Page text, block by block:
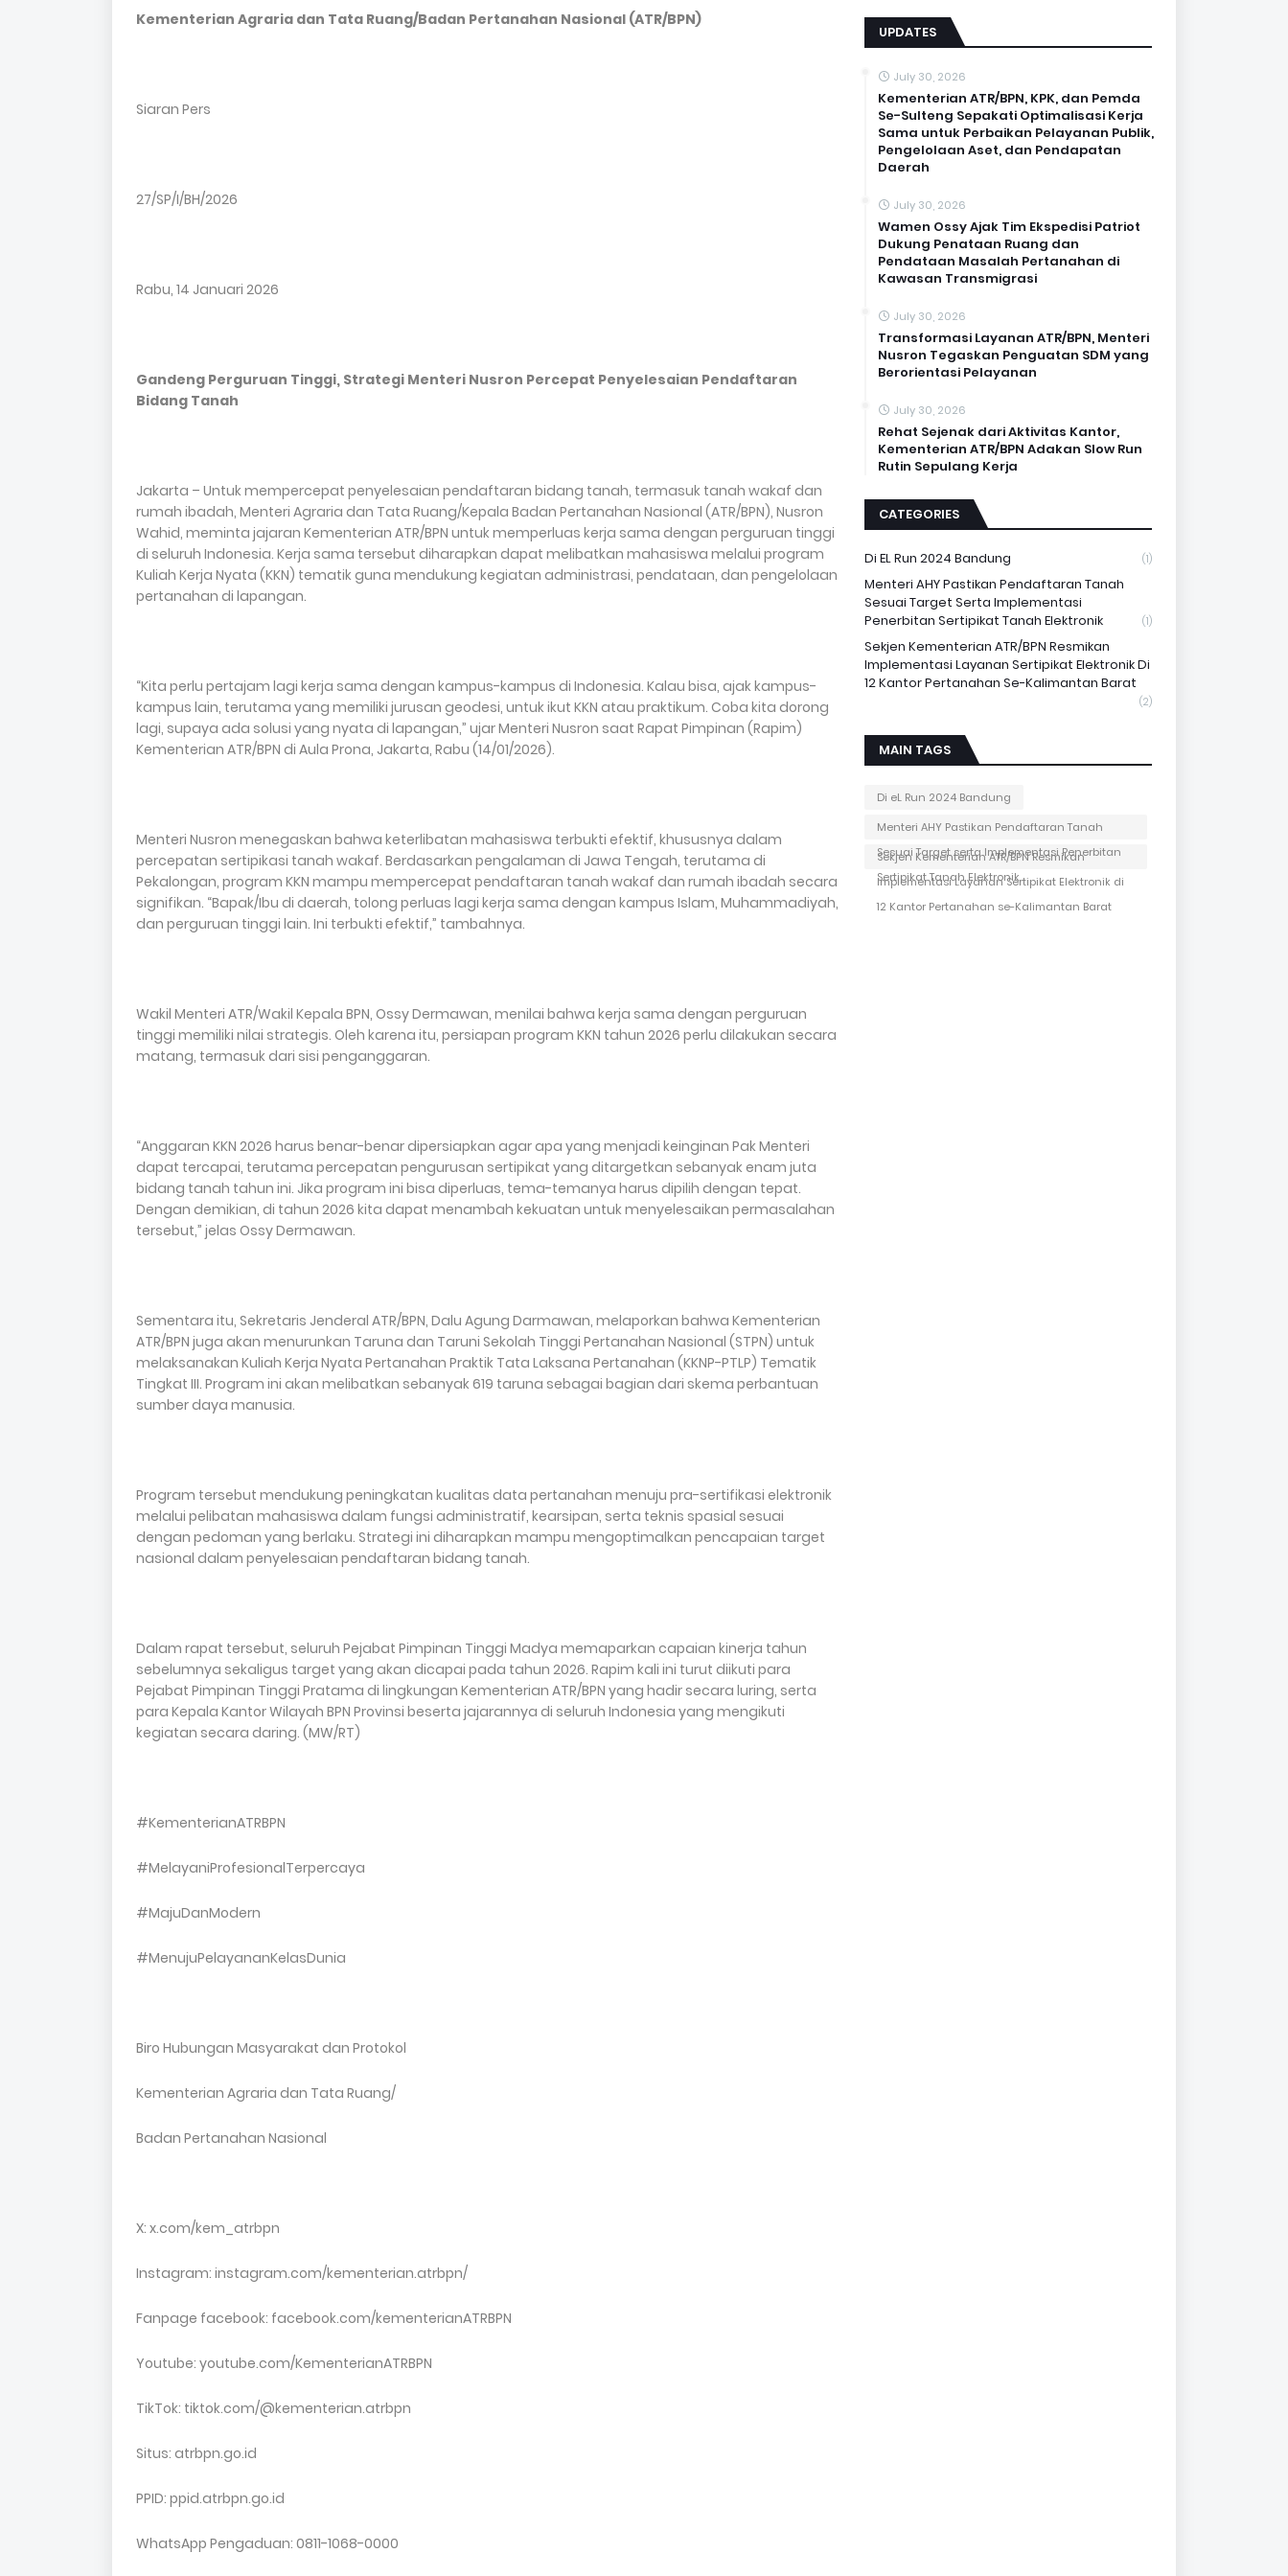
Kementerian Agraria dan Tata Ruang/Badan Pertanahan Nasional (ATR/BPN)
Siaran Pers
27/SP/I/BH/2026
Rabu, 14 Januari 2026
Gandeng Perguruan Tinggi, Strategi Menteri Nusron Percepat Penyelesaian Pendaftaran
Bidang Tanah
Jakarta – Untuk mempercepat penyelesaian pendaftaran bidang tanah, termasuk tanah wakaf dan
rumah ibadah, Menteri Agraria dan Tata Ruang/Kepala Badan Pertanahan Nasional (ATR/BPN), Nusron
Wahid, meminta jajaran Kementerian ATR/BPN untuk memperluas kerja sama dengan perguruan tinggi
di seluruh Indonesia. Kerja sama tersebut diharapkan dapat melibatkan mahasiswa melalui program
Kuliah Kerja Nyata (KKN) tematik guna mendukung kegiatan administrasi, pendataan, dan pengelolaan
pertanahan di lapangan.
“Kita perlu pertajam lagi kerja sama dengan kampus-kampus di Indonesia. Kalau bisa, ajak kampus-
kampus lain, terutama yang memiliki jurusan geodesi, untuk ikut KKN atau praktikum. Coba kita dorong
lagi, supaya ada solusi yang nyata di lapangan,” ujar Menteri Nusron saat Rapat Pimpinan (Rapim)
Kementerian ATR/BPN di Aula Prona, Jakarta, Rabu (14/01/2026).
Menteri Nusron menegaskan bahwa keterlibatan mahasiswa terbukti efektif, khususnya dalam
percepatan sertipikasi tanah wakaf. Berdasarkan pengalaman di Jawa Tengah, terutama di
Pekalongan, program KKN mampu mempercepat pendaftaran tanah wakaf dan rumah ibadah secara
signifikan. “Bapak/Ibu di daerah, tolong perluas lagi kerja sama dengan kampus Islam, Muhammadiyah,
dan perguruan tinggi lain. Ini terbukti efektif,” tambahnya.
Wakil Menteri ATR/Wakil Kepala BPN, Ossy Dermawan, menilai bahwa kerja sama dengan perguruan
tinggi memiliki nilai strategis. Oleh karena itu, persiapan program KKN tahun 2026 perlu dilakukan secara
matang, termasuk dari sisi penganggaran.
“Anggaran KKN 2026 harus benar-benar dipersiapkan agar apa yang menjadi keinginan Pak Menteri
dapat tercapai, terutama percepatan pengurusan sertipikat yang ditargetkan sebanyak enam juta
bidang tanah tahun ini. Jika program ini bisa diperluas, tema-temanya harus dipilih dengan tepat.
Dengan demikian, di tahun 2026 kita dapat menambah kekuatan untuk menyelesaikan permasalahan
tersebut,” jelas Ossy Dermawan.
Sementara itu, Sekretaris Jenderal ATR/BPN, Dalu Agung Darmawan, melaporkan bahwa Kementerian
ATR/BPN juga akan menurunkan Taruna dan Taruni Sekolah Tinggi Pertanahan Nasional (STPN) untuk
melaksanakan Kuliah Kerja Nyata Pertanahan Praktik Tata Laksana Pertanahan (KKNP-PTLP) Tematik
Tingkat III. Program ini akan melibatkan sebanyak 619 taruna sebagai bagian dari skema perbantuan
sumber daya manusia.
Program tersebut mendukung peningkatan kualitas data pertanahan menuju pra-sertifikasi elektronik
melalui pelibatan mahasiswa dalam fungsi administratif, kearsipan, serta teknis spasial sesuai
dengan pedoman yang berlaku. Strategi ini diharapkan mampu mengoptimalkan pencapaian target
nasional dalam penyelesaian pendaftaran bidang tanah.
Dalam rapat tersebut, seluruh Pejabat Pimpinan Tinggi Madya memaparkan capaian kinerja tahun
sebelumnya sekaligus target yang akan dicapai pada tahun 2026. Rapim kali ini turut diikuti para
Pejabat Pimpinan Tinggi Pratama di lingkungan Kementerian ATR/BPN yang hadir secara luring, serta
para Kepala Kantor Wilayah BPN Provinsi beserta jajarannya di seluruh Indonesia yang mengikuti
kegiatan secara daring. (MW/RT)
#KementerianATRBPN
#MelayaniProfesionalTerpercaya
#MajuDanModern
#MenujuPelayananKelasDunia
Biro Hubungan Masyarakat dan Protokol
Kementerian Agraria dan Tata Ruang/
Badan Pertanahan Nasional
X: x.com/kem_atrbpn
Instagram: instagram.com/kementerian.atrbpn/
Fanpage facebook: facebook.com/kementerianATRBPN
Youtube: youtube.com/KementerianATRBPN
TikTok: tiktok.com/@kementerian.atrbpn
Situs: atrbpn.go.id
PPID: ppid.atrbpn.go.id
WhatsApp Pengaduan: 0811-1068-0000
UPDATES
July 30, 2026
Kementerian ATR/BPN, KPK, dan Pemda
Se-Sulteng Sepakati Optimalisasi Kerja
Sama untuk Perbaikan Pelayanan Publik,
Pengelolaan Aset, dan Pendapatan
Daerah
July 30, 2026
Wamen Ossy Ajak Tim Ekspedisi Patriot
Dukung Penataan Ruang dan
Pendataan Masalah Pertanahan di
Kawasan Transmigrasi
July 30, 2026
Transformasi Layanan ATR/BPN, Menteri
Nusron Tegaskan Penguatan SDM yang
Berorientasi Pelayanan
July 30, 2026
Rehat Sejenak dari Aktivitas Kantor,
Kementerian ATR/BPN Adakan Slow Run
Rutin Sepulang Kerja
CATEGORIES
Di EL Run 2024 Bandung (1)
Menteri AHY Pastikan Pendaftaran Tanah
Sesuai Target Serta Implementasi
Penerbitan Sertipikat Tanah Elektronik
(1)
Sekjen Kementerian ATR/BPN Resmikan
Implementasi Layanan Sertipikat Elektronik Di
12 Kantor Pertanahan Se-Kalimantan Barat
(2)
MAIN TAGS
Di eL Run 2024 Bandung
Menteri AHY Pastikan Pendaftaran Tanah
Sesuai Target serta Implementasi Penerbitan
Sertipikat Tanah Elektronik
Sekjen Kementerian ATR/BPN Resmikan
Implementasi Layanan Sertipikat Elektronik di
12 Kantor Pertanahan se-Kalimantan Barat